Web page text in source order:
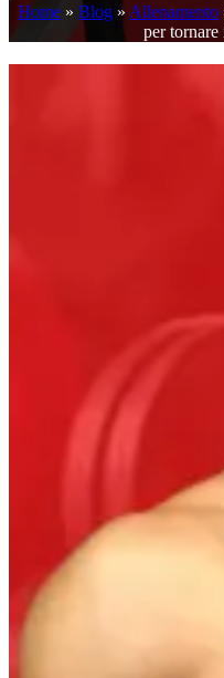
Home » Blog » Allenamento
per